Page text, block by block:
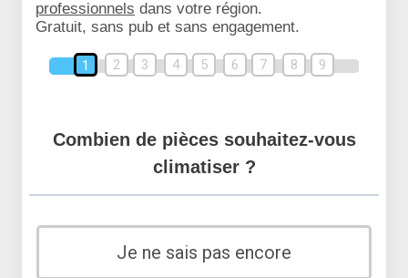
professionnels dans votre région.
Gratuit, sans pub et sans engagement.
1 2 3 4 5 6 7 8 9
Combien de pièces souhaitez-vous
climatiser ?
Je ne sais pas encore